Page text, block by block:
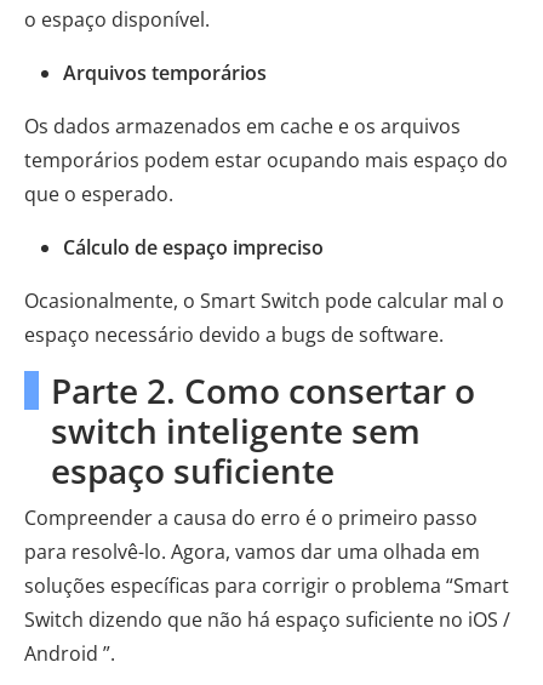
o espaço disponível.
Arquivos temporários
Os dados armazenados em cache e os arquivos
temporários podem estar ocupando mais espaço do
que o esperado.
Cálculo de espaço impreciso
Ocasionalmente, o Smart Switch pode calcular mal o
espaço necessário devido a bugs de software.
Parte 2. Como consertar o
switch inteligente sem
espaço suficiente
Compreender a causa do erro é o primeiro passo
para resolvê-lo. Agora, vamos dar uma olhada em
soluções específicas para corrigir o problema “Smart
Switch dizendo que não há espaço suficiente no iOS /
Android ”.